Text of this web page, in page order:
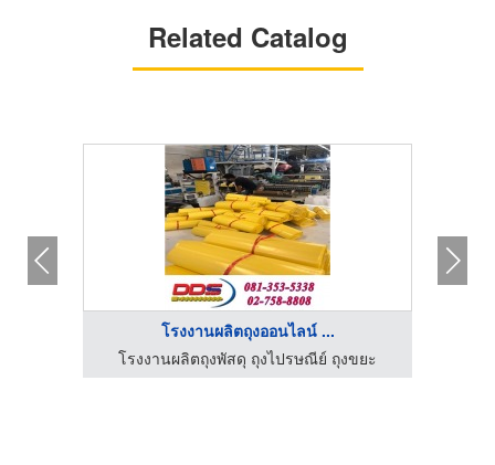
Related Catalog
โรงงานผลิตถุงออนไลน์ ...
โรงงานผลิตถุงพัสดุ ถุงไปรษณีย์ ถุงขยะ